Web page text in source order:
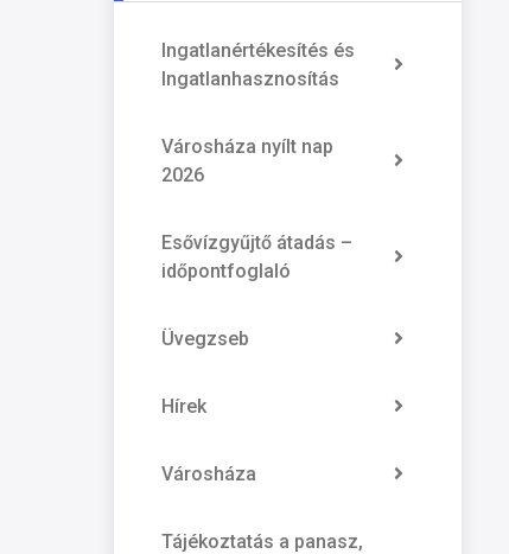
Ingatlanértékesítés és
Ingatlanhasznosítás
Városháza nyílt nap
2026
Esővízgyűjtő átadás –
időpontfoglaló
Üvegzseb
Hírek
Városháza
Tájékoztatás a panasz,